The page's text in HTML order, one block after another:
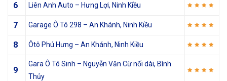
6 Liên Anh Auto – Hưng Lợi, Ninh Kiều
7 Garage Ô Tô 298 – An Khánh, Ninh Kiều
8 Ôtô Phú Hưng – An Khánh, Ninh Kiều
9
Gara Ô Tô Sinh – Nguyễn Văn Cừ nối dài, Bình
Thủy